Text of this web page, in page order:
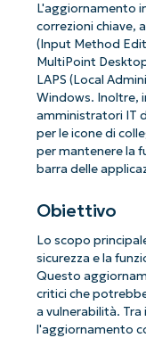
L'aggiornamento
correzioni chiave,
(Input Method
MultiPoint
LAPS (Local
Windows. Inoltre,
amministratori IT
per le icone di
per mantenere la
barra delle
Obiettivo
Lo scopo
sicurezza e la
Questo
critici che
a vulnerabilità.
l'aggiornamento